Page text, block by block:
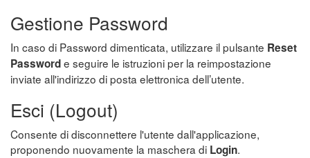
Gestione Password
In caso di Password dimenticata, utilizzare il pulsante Reset
Passworde seguire le istruzioni per la reimpostazione
inviate all'indirizzo di posta elettronica dell’utente.
Esci (Logout)
Consente di disconnettere l'utente dall'applicazione,
proponendo nuovamente la maschera di Login.